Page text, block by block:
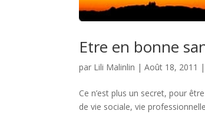
Etre en bonne
par Lili Malinlin |Août 18, 2011 |
Ce n’est plus un secret, pour
de vie sociale, vie